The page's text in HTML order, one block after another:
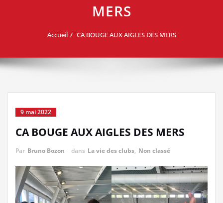
MERS
Accueil CA BOUGE AUX AIGLES DES MERS
9 mai 2022
CA BOUGE AUX AIGLES DES MERS
Par Bruno Bozon dans La vie des clubs, Non classé